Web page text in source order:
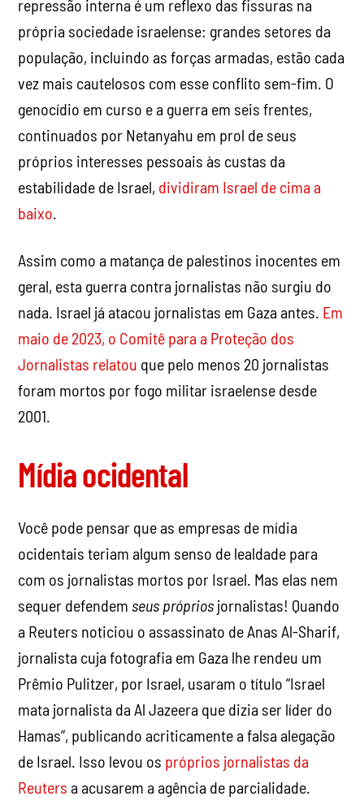
genocídio em curso e a guerra em seis frentes,
continuados por Netanyahu em prol de seus
próprios interesses pessoais às custas da
estabilidade de Israel,dividiram Israel de cima a
baixo.
Assim como a matança de palestinos inocentes em
geral, esta guerra contra jornalistas não surgiu do
nada. Israel já atacou jornalistas em Gaza antes.
Jornalistas relatouque pelo menos 20 jornalistas
foram mortos por fogo militar israelense desde
2001.
Mídia ocidental
com os jornalistas mortos por Israel. Mas elas nem
a Reuters noticiou o assassinato de Anas Al-Sharif,
jornalista cuja fotografia em Gaza lhe rendeu um
Prêmio Pulitzer, por Israel, usaram o título “Israel
mata jornalista da Al Jazeera que dizia ser líder do
Hamas”, publicando acriticamente a falsa alegação
de Israel. Isso levou ospróprios jornalistas da
Reutersa acusarem a agência de parcialidade.
Este não é um incidente isolado. Recentemente,
mais de 100 funcionários anônimos assinaram uma
cartacriticando a BBCpor não declarar quando as